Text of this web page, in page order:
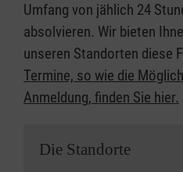
Umfang von jählich 24
absolvieren. Wir bieten
unseren Standorten diese
Termine, so wie die
Anmeldung, finden Sie hier.
Die Standorte